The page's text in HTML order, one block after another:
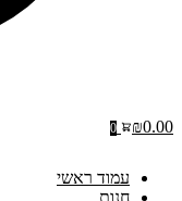
₪0.00
0
עמוד ראשי
חנות